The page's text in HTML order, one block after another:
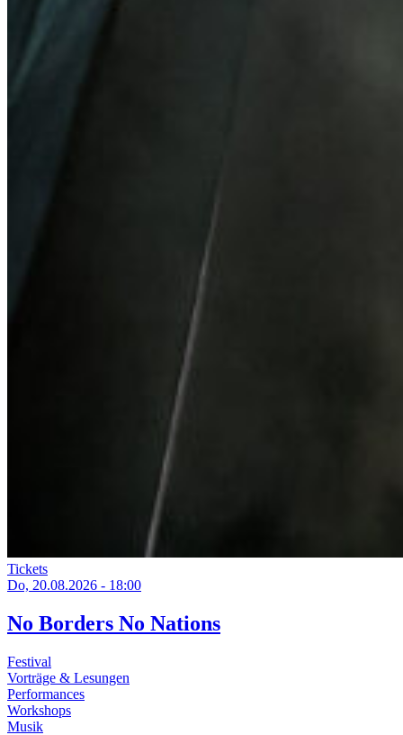
Tickets
Do, 20.08.2026 - 18:00
No Borders No Nations
Festival
Vorträge & Lesungen
Performances
Workshops
Musik